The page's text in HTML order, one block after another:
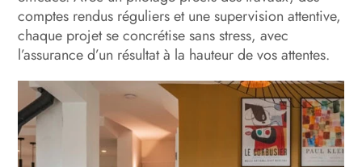
comptes rendus réguliers et une supervision attentive,
chaque projet se concrétise sans stress, avec
l’assurance d’un résultat à la hauteur de vos attentes.